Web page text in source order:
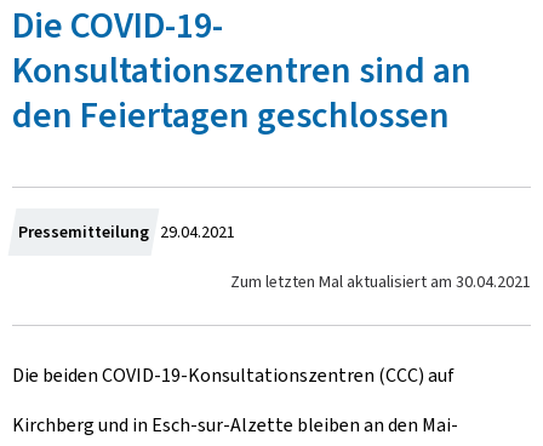
e
iDie COVID-19-
Konsultationszentren sind an
den Feiertagen geschlossen
Pressemitteilung Z
m
29.04.2021
Zum letzten Mal aktualisiert am 30.04.2021
Die beiden COVID-19-Konsultationszentren (CCC) auf
Kirchberg und in Esch-sur-Alzette bleiben an den Mai-